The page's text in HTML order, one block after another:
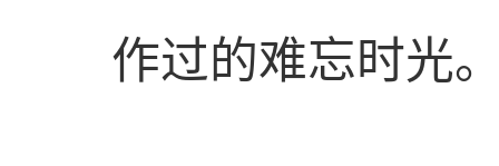
作过的难忘时光